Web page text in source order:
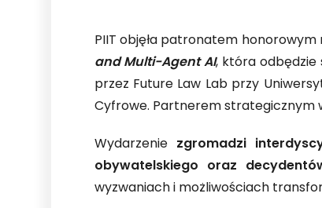
PIIT objęła patronatem
and Multi-Agent AI, która
przez Future Law Lab przy
Cyfrowe. Partnerem strategicznym
Wydarzenie zgromadzi
obywatelskiego oraz
wyzwaniach i możliwościach